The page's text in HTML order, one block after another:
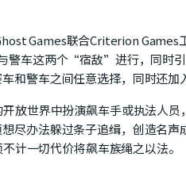
Games联合Criterion
警车这两个“宿敌”进行，同时
和警车之间任意选择，同时还加
开放世界中扮演飙车手或执法人
尽办法躲过条子追缉，创造名
计一切代价将飙车族绳之以法。